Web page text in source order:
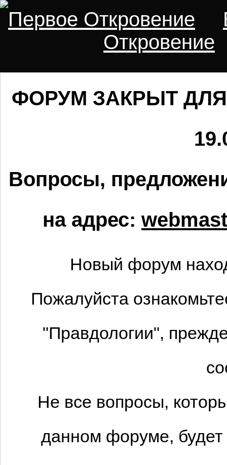
Первое Откровение
Откровение
ФОРУМ ЗАКРЫТ
Вопросы,
на адрес:
Новый форум
Пожалуйста
"Правдологии",
Не все вопросы,
данном форуме,